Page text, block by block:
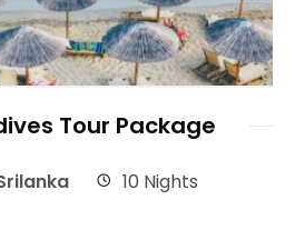
Tour Package
10 Nights